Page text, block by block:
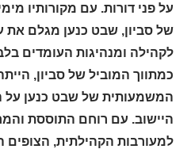
על פני דורות. עם מקורותיו
של סביון, שבט כנען מגלם את
לקהילה ומנהיגות העומדים
כמתווך המוביל של סביון,
המשמעותית של שבט כנען
היישוב. עם רוחם התוססת
למעורבות הקהילתית, הצופים